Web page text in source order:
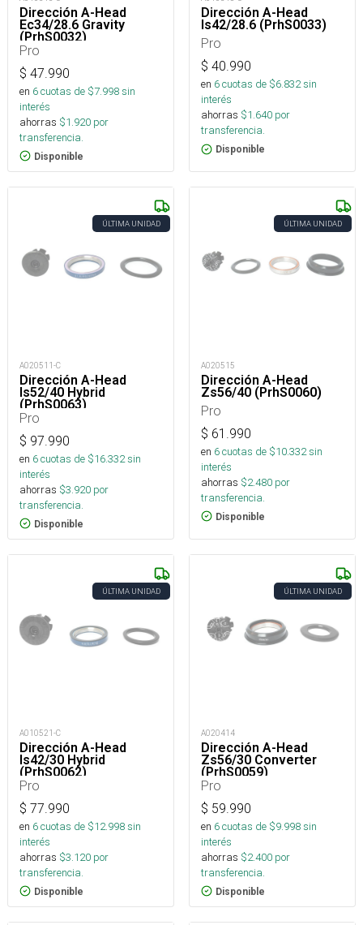
Dirección A-Head
Ec34/28.6 Gravity
(PrhS0032)
Pro
$ 47.990
en 6cuotas de $7.998sin
interés
ahorras $1.920 por
transferencia.
Disponible
Dirección A-Head
Is42/28.6 (PrhS0033)
Pro
$ 40.990
en 6cuotas de $6.832sin
interés
ahorras $1.640 por
transferencia.
Disponible
ÚLTIMA UNIDAD
A020511-C
Dirección A-Head
Is52/40 Hybrid
(PrhS0063)
Pro
$ 97.990
en 6cuotas de $16.332sin
interés
ahorras $3.920 por
transferencia.
Disponible
ÚLTIMA UNIDAD
A020515
Dirección A-Head
Zs56/40 (PrhS0060)
Pro
$ 61.990
en 6cuotas de $10.332sin
interés
ahorras $2.480 por
transferencia.
Disponible
ÚLTIMA UNIDAD
A010521-C
Dirección A-Head
Is42/30 Hybrid
(PrhS0062)
Pro
$ 77.990
en 6cuotas de $12.998sin
interés
ahorras $3.120 por
transferencia.
Disponible
ÚLTIMA UNIDAD
A020414
Dirección A-Head
Zs56/30 Converter
(PrhS0059)
Pro
$ 59.990
en 6cuotas de $9.998sin
interés
ahorras $2.400 por
transferencia.
Disponible